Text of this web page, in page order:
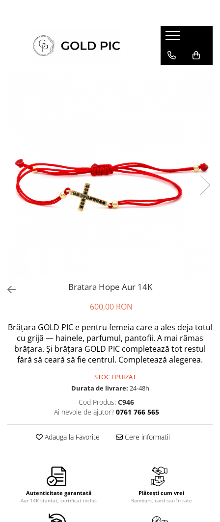
Bratara Hope Aur 14K
600,00 RON
Brățara GOLD PIC e pentru femeia care a ales deja totul
cu grijă — hainele, parfumul, pantofii. A mai rămas
brățara. Și brățara GOLD PIC completează tot restul
fără să ceară să fie centrul. Completează alegerea.
STOC EPUIZAT
Durata de livrare: 24-48h
Cod Produs: C946
Ai nevoie de ajutor? 0761 766 565
Adauga la Favorite Cere informatii
Autenticitate garantată
Aur 14K ștanțat, certificat inclus
Plătești cum vrei
Ramburs, card sau în rate